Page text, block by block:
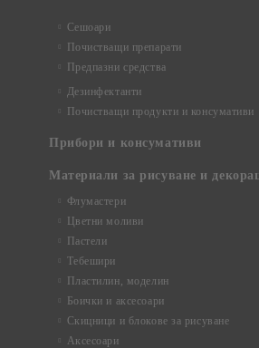
Сешоари
Почистващи препарати
Предпазни средства
Дезинфектанти
Почистващи продукти и консумативи
Прибори и консумативи
Материали за рисуване и
Флумастери
Цветни моливи
Пастели
Тебешири
Пластилин, моделин
Боички и аксесоари
Скицници и блокове за рисуване
Аксесоари